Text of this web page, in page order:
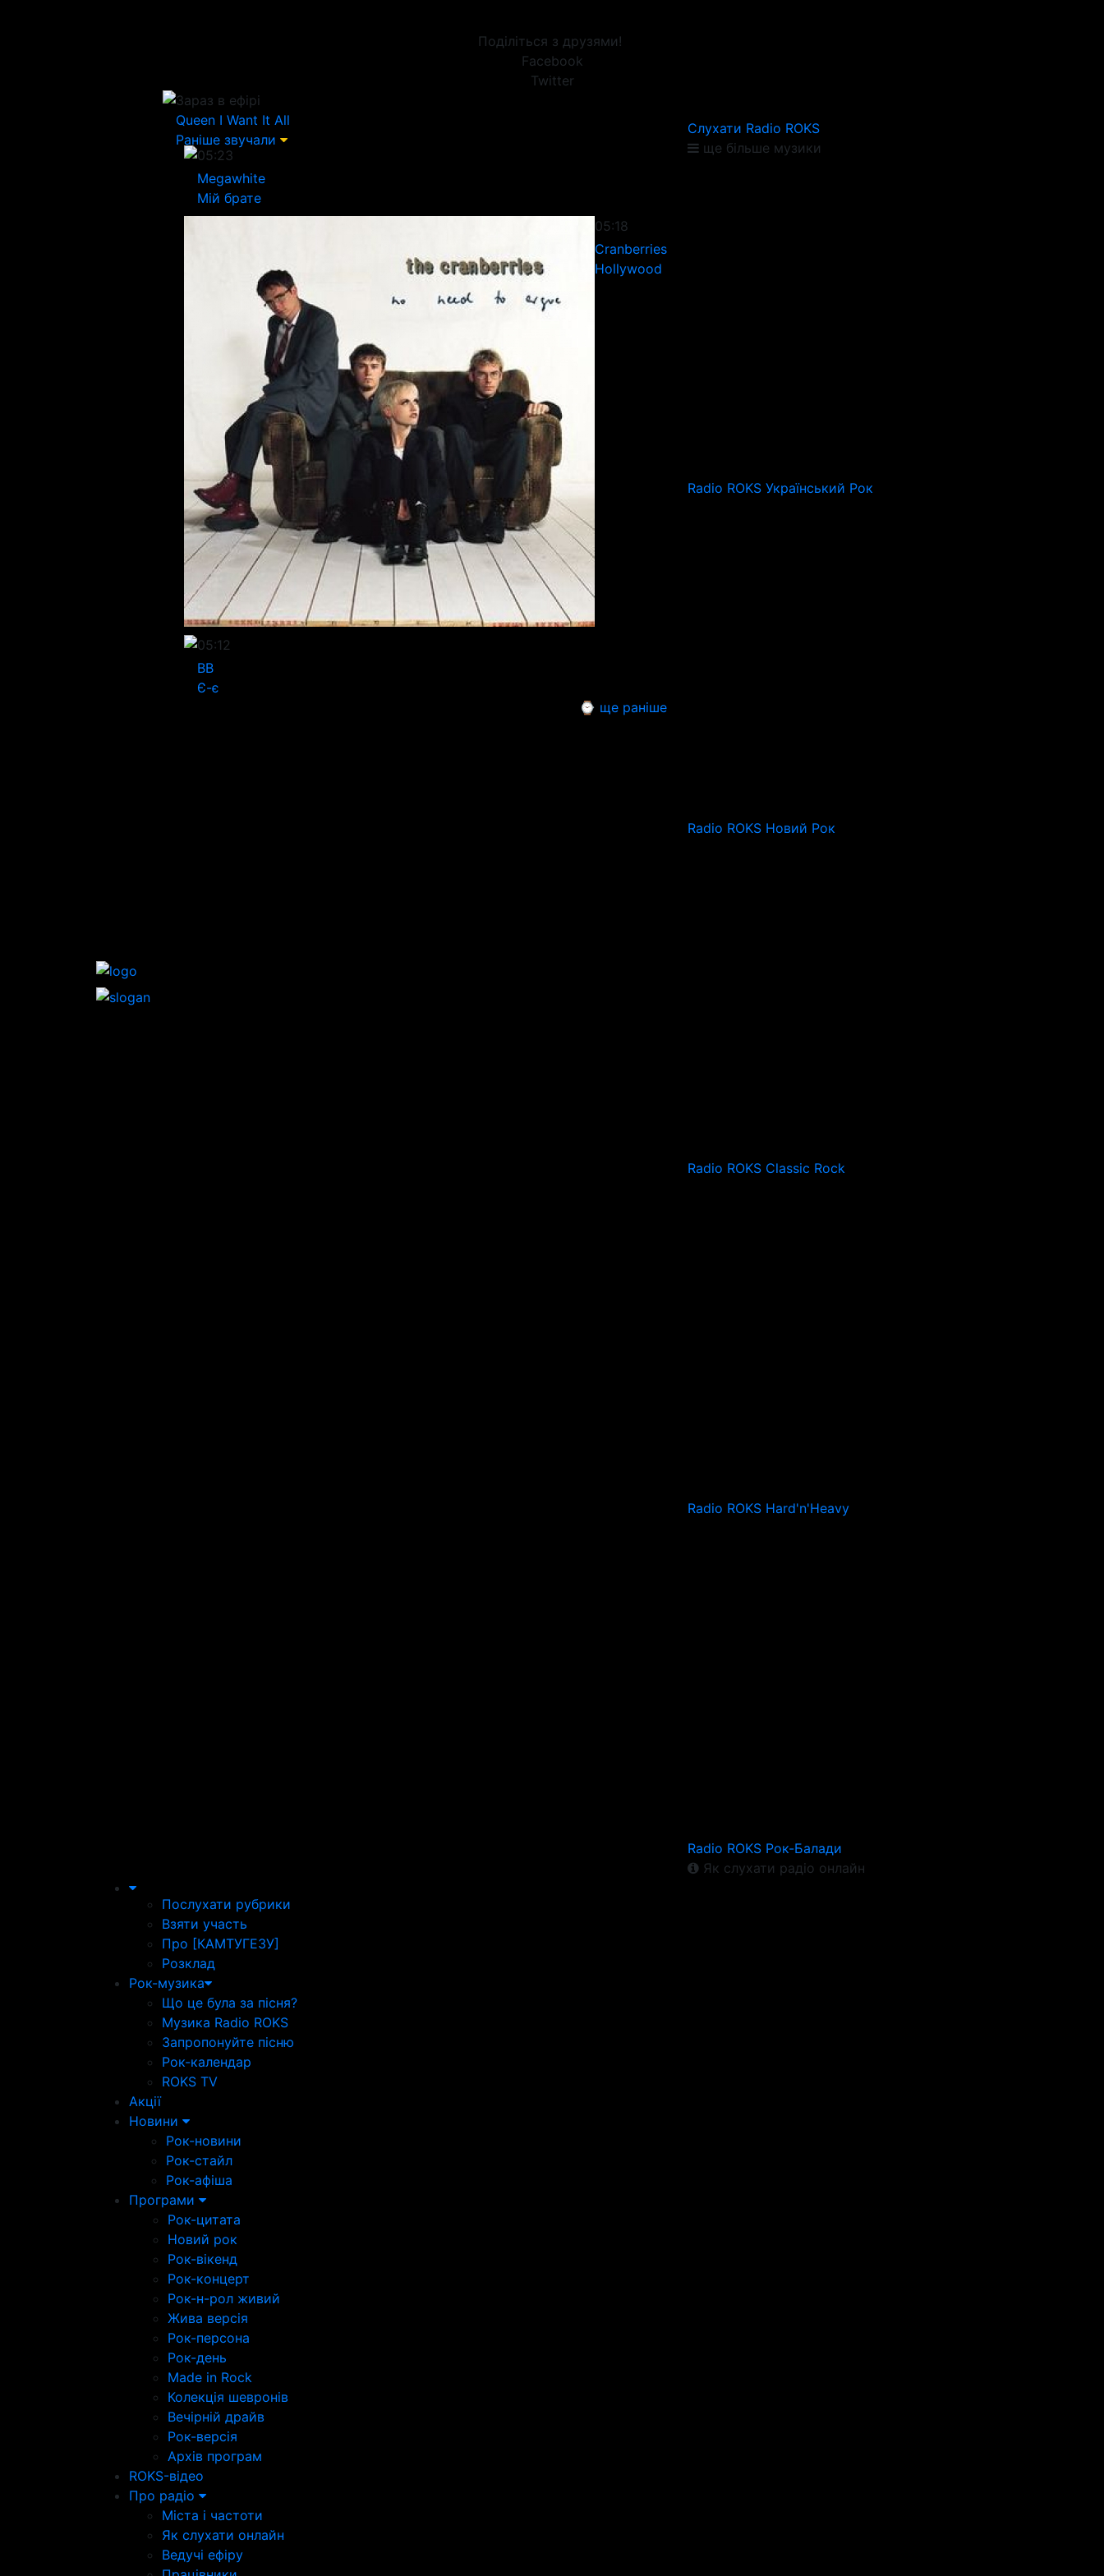
Поділіться з друзями!
Facebook
Twitter
Зараз в ефірі
Queen I Want It All
Раніше звучали
05:23
Megawhite
Мій брате
05:18
Cranberries
Hollywood
05:12
ВВ
Є-є
⌚ ще раніше
Слухати Radio ROKS
ще більше музики
Radio ROKS Український Рок
Radio ROKS Новий Рок
Radio ROKS Classic Rock
Radio ROKS Hard'n'Heavy
Radio ROKS Рок-Балади
Як слухати радіо онлайн
Послухати рубрики
Взяти участь
Про [КАМТУГЕЗУ]
Розклад
Рок-музика
Що це була за пісня?
Музика Radio ROKS
Запропонуйте пісню
Рок-календар
ROKS TV
Акції
Новини
Рок-новини
Рок-стайл
Рок-афіша
Програми
Рок-цитата
Новий рок
Рок-вікенд
Рок-концерт
Рок-н-рол живий
Жива версія
Рок-персона
Рок-день
Made in Rock
Колекція шевронів
Вечірній драйв
Рок-версія
Архів програм
ROKS-відео
Про радіо
Міста і частоти
Як слухати онлайн
Ведучі ефіру